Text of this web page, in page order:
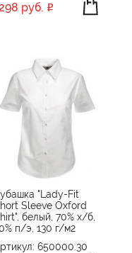
руб.
"Lady-Fit
Sleeve Oxford
белый, 70% х/б,
п/э, 130 г/м2
650000.30